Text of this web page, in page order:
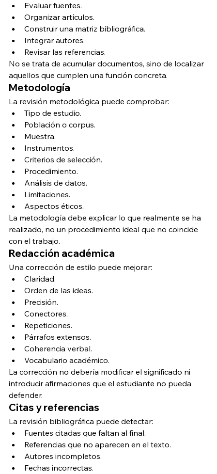
Evaluar fuentes.
Organizar artículos.
Construir una matriz bibliográfica.
Integrar autores.
Revisar las referencias.
No se trata de acumular documentos, sino de localizar
aquellos que cumplen una función concreta.
Metodología
La revisión metodológica puede comprobar:
Tipo de estudio.
Población o corpus.
Muestra.
Instrumentos.
Criterios de selección.
Procedimiento.
Análisis de datos.
Limitaciones.
Aspectos éticos.
La metodología debe explicar lo que realmente se ha
realizado, no un procedimiento ideal que no coincide
con el trabajo.
Redacción académica
Una corrección de estilo puede mejorar:
Claridad.
Orden de las ideas.
Precisión.
Conectores.
Repeticiones.
Párrafos extensos.
Coherencia verbal.
Vocabulario académico.
La corrección no debería modificar el significado ni
introducir afirmaciones que el estudiante no pueda
defender.
Citas y referencias
La revisión bibliográfica puede detectar:
Fuentes citadas que faltan al final.
Referencias que no aparecen en el texto.
Autores incompletos.
Fechas incorrectas.